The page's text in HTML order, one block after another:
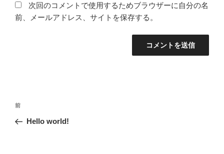
次回のコメントで使用するためブラウザーに自分の名
前、メールアドレス、サイトを保存する。
投
ナ
前
の
前
Hello world!